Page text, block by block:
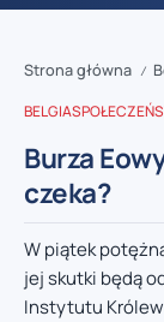
Strona główna /
BELGIA
Burza
czeka?
W piątek
jej skutki będą
Instytutu